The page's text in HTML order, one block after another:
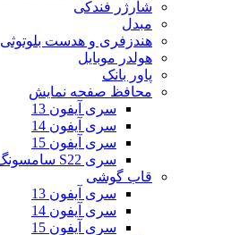
شارژر فندکی
مبدل
هندزفری و هدست بلوتوثی
هولدر موبایل
پاور بانک
محافظ صفحه نمایش
سری آیفون 13
سری آیفون 14
سری آیفون 15
سری S22 سامسونگ
قاب گوشی
سری آیفون 13
سری آیفون 14
سری آیفون 15